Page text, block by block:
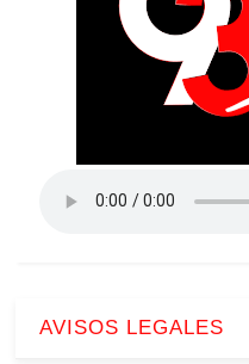
AVISOS LEGALES